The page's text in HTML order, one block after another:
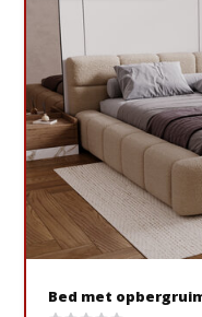
Bed met